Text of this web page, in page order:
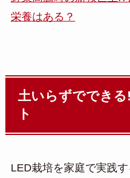
栄養はある？
土いらずででき
ト
LED栽培を家庭で実践